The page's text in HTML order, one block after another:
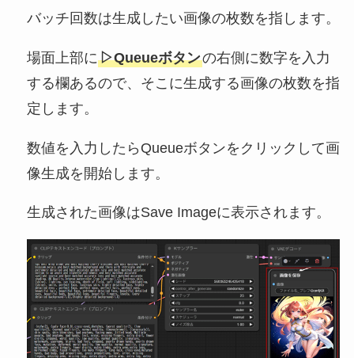
バッチ回数は生成したい画像の枚数を指します。
場面上部に▷Queueボタンの右側に数字を入力
する欄あるので、そこに生成する画像の枚数を指
定します。
数値を入力したらQueueボタンをクリックして画
像生成を開始します。
生成された画像はSave Imageに表示されます。